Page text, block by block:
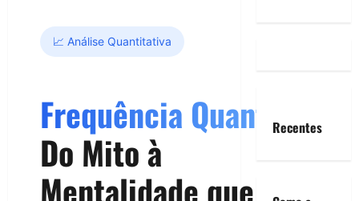
📈 Análise Quantitativa
Frequência Quants
Do Mito à
Mentalidade que
Recentes